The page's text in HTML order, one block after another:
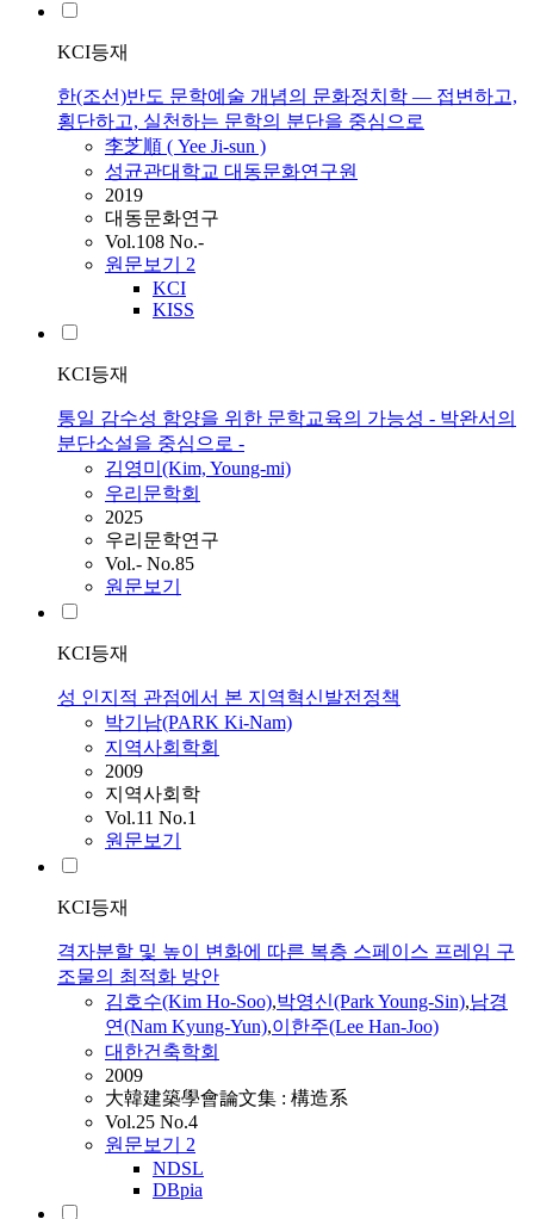
KCI등재
한(조선)반도 문학예술 개념의 문화정치학 ― 접변하고,
횡단하고, 실천하는 문학의 분단을 중심으로
李芝順 ( Yee Ji-sun )
성균관대학교 대동문화연구원
2019
대동문화연구
Vol.108 No.-
원문보기 2
KCI
KISS
KCI등재
통일 감수성 함양을 위한 문학교육의 가능성 - 박완서의
분단소설을 중심으로 -
김영미(Kim, Young-mi)
우리문학회
2025
우리문학연구
Vol.- No.85
원문보기
KCI등재
성 인지적 관점에서 본 지역혁신발전정책
박기남(PARK Ki-Nam)
지역사회학회
2009
지역사회학
Vol.11 No.1
원문보기
KCI등재
격자분할 및 높이 변화에 따른 복층 스페이스 프레임 구
조물의 최적화 방안
김호수(Kim Ho-Soo),박영신(Park Young-Sin),남경
연(Nam Kyung-Yun),이한주(Lee Han-Joo)
대한건축학회
2009
大韓建築學會論文集 : 構造系
Vol.25 No.4
원문보기 2
NDSL
DBpia